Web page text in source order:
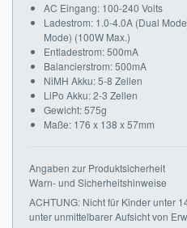
Was wir bieten
Unsere Philosophie
KONTAKT
MEIN KONTO
AC Eingang: 100-240 Volts
Ladestrom: 1.0-4.0A (Dual
Mode) (100W Max.)
Entladestrom: 500mA
Balancierstrom: 500mA
NiMH Akku: 5-8 Zellen
LiPo Akku: 2-3 Zellen
Gewicht: 575g
Maße: 176 x 138 x 57mm
Angaben zur Produktsicherheit
Warn- und Sicherheitshinweise
ACHTUNG: Nicht für Kinder unter
unter unmittelbarer Aufsicht von